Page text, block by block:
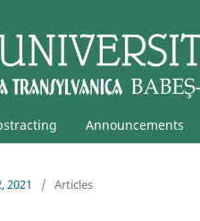
Announcements
2021 / Articles